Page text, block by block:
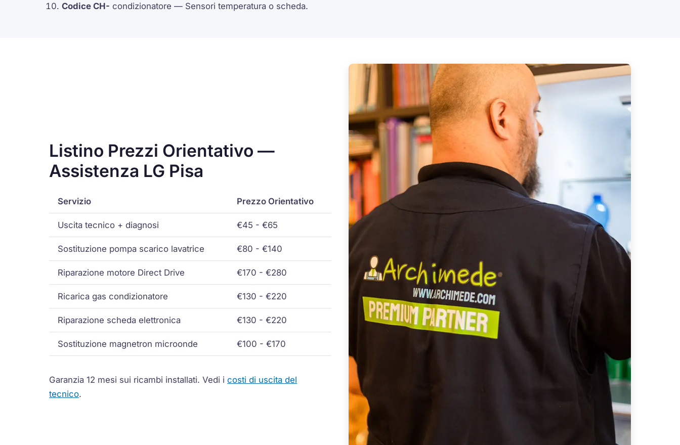
CodiceCH- condizionatore — Sensori temperatura o scheda.
Listino Prezzi Orientativo —
Assistenza LG Pisa
Servizio Prezzo Orientativo
Uscita tecnico + diagnosi €45 - €65
Sostituzione pompa scarico lavatrice €80 - €140
Riparazione motore Direct Drive €170 - €280
Ricarica gas condizionatore €130 - €220
Riparazione scheda elettronica €130 - €220
Sostituzione magnetron microonde €100 - €170
Garanzia 12 mesi sui ricambi installati. Vedi icosti di uscita del
tecnico.